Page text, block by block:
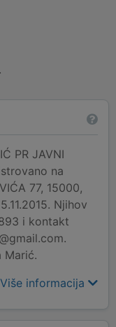
PR JAVNI
na
77, 15000,
Njihov
i kontakt
Marić.
Više informacija